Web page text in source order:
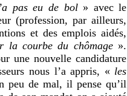
pas eu de bol » avec le
(profession, par ailleurs,
et des emplois aidés,
la courbe du chômage ».
une nouvelle candidature
nous l’a appris, « les
de mal, il pense qu’il